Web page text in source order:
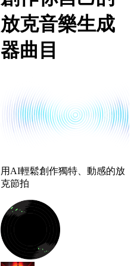
放克音樂生成
器曲目
用AI輕鬆創作獨特、動感的放
克節拍